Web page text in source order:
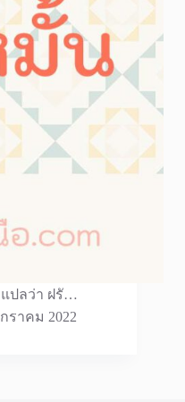
ปลว่า ฝรั…
ราคม 2022